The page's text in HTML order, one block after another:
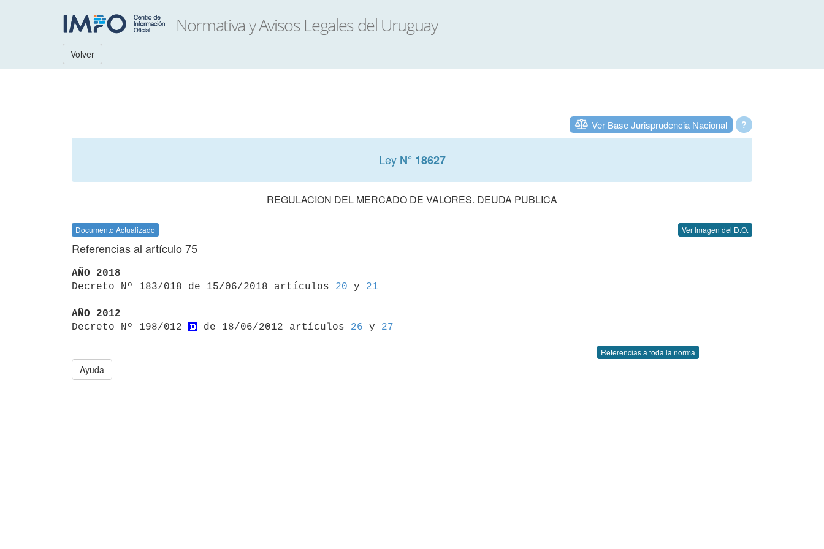
Volver
?
Ver Base Jurisprudencia Nacional
Ley N° 18627
REGULACION DEL MERCADO DE VALORES. DEUDA PUBLICA
Documento Actualizado Ver Imagen del D.O.
Referencias al artículo 75
AÑO 2018
Decreto Nº 183/018 de 15/06/2018 artículos 20 y 21
AÑO 2012
Decreto Nº 198/012
de 18/06/2012 artículos 26 y 27
Referencias a toda la norma
Ayuda